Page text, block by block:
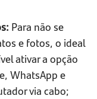
Para não se
e fotos, o ideal
ativar a opção
WhatsApp e
via cabo;